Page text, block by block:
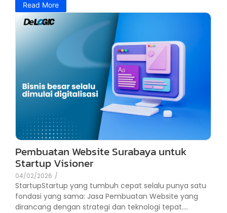
Read More
Pembuatan Website Surabaya untuk
Startup Visioner
04/02/2026 /
StartupStartup yang tumbuh cepat selalu punya satu
fondasi yang sama: Jasa Pembuatan Website yang
dirancang dengan strategi dan teknologi tepat....